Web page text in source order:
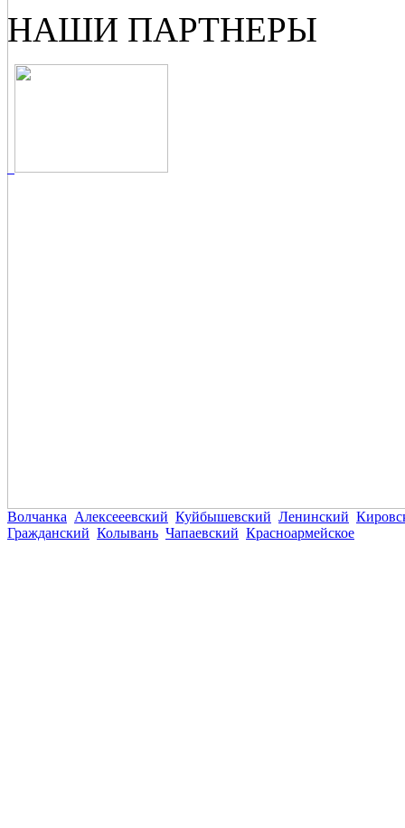
Волчанка Алексееевский Куйбышевский Ленинский
Гражданский Колывань Чапаевский Красноармейское
НАШИ ПАРТНЕРЫ